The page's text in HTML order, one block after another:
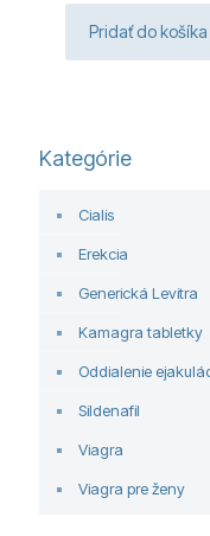
Pridať do košíka
Kategórie
Cialis
Erekcia
Generická Levitra
Kamagra tabletky
Oddialenie
Sildenafil
Viagra
Viagra pre ženy